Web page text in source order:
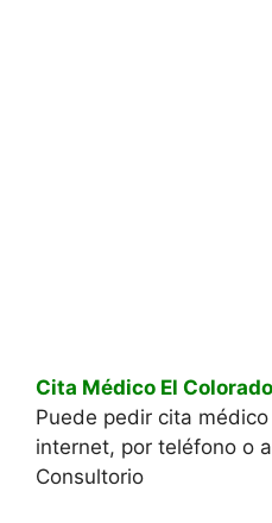
Cita Médico El Colorado
Puede pedir cita
internet, por teléfono o
Consultorio